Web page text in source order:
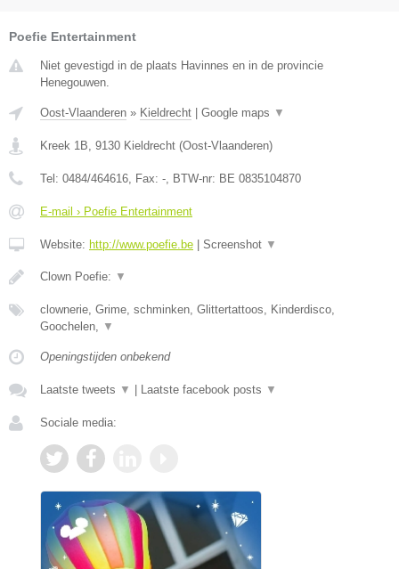
Poefie Entertainment
Niet gevestigd in de plaats Havinnes en in de provincie
Henegouwen.
Oost-Vlaanderen » Kieldrecht Google maps ▼
Kreek 1B, 9130 Kieldrecht (Oost-Vlaanderen)
Tel: 0484/464616, Fax: -, BTW-nr: BE 0835104870
E-mail › Poefie Entertainment
Website: http://www.poefie.be Screenshot ▼
Clown Poefie: ▼
clownerie, Grime, schminken, Glittertattoos, Kinderdisco,
Goochelen, ▼
Openingstijden onbekend
Laatste tweets ▼ Laatste facebook posts ▼
Sociale media: